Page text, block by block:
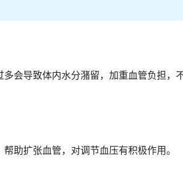
会导致体内水分潴留，加重血管负担，
助扩张血管，对调节血压有积极作用。